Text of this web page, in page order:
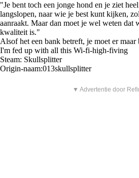
"Je bent toch een jonge hond en je ziet
langslopen, naar wie je best kunt kijken,
aanraakt. Maar dan moet je wel weten dat
kwaliteit is."
Alsof het een bank betreft, je moet er
I'm fed up with all this Wi-fi-high-fiving
Steam: Skullsplitter
Origin-naam:013skullsplitter
▼ Advertentie door